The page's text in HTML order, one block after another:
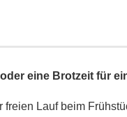
eine Brotzeit für
Lauf beim